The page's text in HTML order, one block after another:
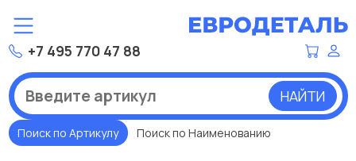
+7 495 770 47 88
НАЙТИ
Поиск по Артикулу Поиск по Наименованию